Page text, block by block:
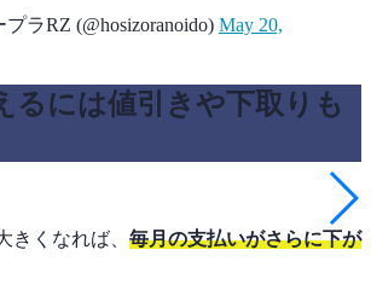
ラRZ (@hosizoranoido) May 20,
るには値引きや下取りも
きくなれば、 毎月の支払いがさらに下が